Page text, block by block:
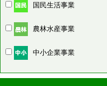
国民生活事業
農林水産事業
中小企業事業